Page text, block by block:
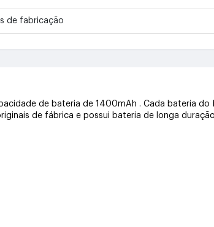
de fabricação
de bateria de 1400mAh . Cada bateria do
de fábrica e possui bateria de longa